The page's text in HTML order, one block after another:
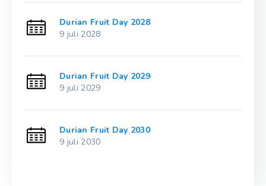
Durian Fruit Day 2028
9 juli 2028
Durian Fruit Day 2029
9 juli 2029
Durian Fruit Day 2030
9 juli 2030